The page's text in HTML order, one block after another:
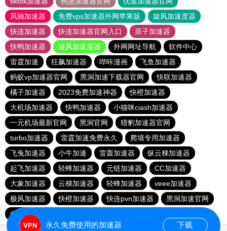
风驰加速器
免费vps加速器外网苹果版
旋风加速度器
快连加速器
快连加速器官网入口
原子加速器
快鸭加速器
旋风加速度器 外网网址导航
软件中心
雷霆加速
狂飙加速器 哔咔漫画
飞鱼加速器
蚂蚁vp加速器官网
黑洞加速下载器官网
快联加速器
橘子加速器
2023免费加速神器
快橙加速器
大机场加速器
快鸭加速器
小猫咪ciash加速器
一元机场最新官网
黑洞官网
猎豹加速器官网
turbo加速器
雷霆加速免费永久
爬墙专用加速器
飞兔加速器
小牛加速 雷轰加速器
纵云梯加速器
起飞加速器
轻蜂加速器 元链加速器
CC加速器
大象加速器
云梯加速器 轻蜂加速器
veee加速器
极风加速器
快橙加速器 快连pvn加速器
黑洞加速官网
白鲸加速器
永久免费使用的加速器 下载